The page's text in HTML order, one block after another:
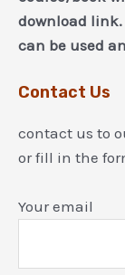
download link.
can be used
Contact Us
contact us to
or fill in the
Your email